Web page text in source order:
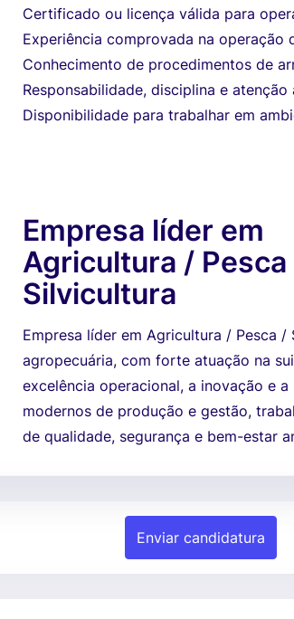
Certificado ou licença válida para
Experiência comprovada na operação
Conhecimento de procedimentos de
Responsabilidade, disciplina e
Disponibilidade para trabalhar em
Empresa líder em
Agricultura / Pesca
Silvicultura
Empresa líder em Agricultura / Pesca
agropecuária, com forte atuação na
excelência operacional, a inovação e
modernos de produção e gestão,
de qualidade, segurança e bem-estar
Enviar candidatura